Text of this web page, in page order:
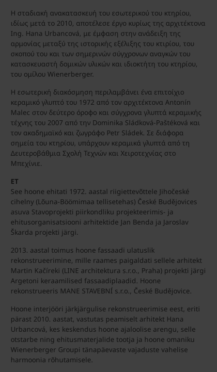
Η σταδιακή ανακατασκευή του εσωτερικού του κτηρίου,
ιδίως μετά το 2010, αποτέλεσε έργο κυρίως της αρχιτέκτονα
Ing. Hana Urbancová, με έμφαση στην ανάδειξη της
αρμονίας μεταξύ της ιστορικής εξέλιξης του κτιρίου, του
σκοπού του και των σημερινών σύγχρονων αναγκών του
κατασκευαστή δομικών υλικών και ιδιοκτήτη του κτηρίου,
του ομίλου Wienerberger.
Η εσωτερική διακόσμηση περιλαμβάνει ένα επιτοίχιο
κεραμικό γλυπτό του 1972 από τον αρχιτέκτονα Antonín
Malec στον δεύτερο όροφο και σύγχρονα γλυπτά κεραμικής
τέχνης του 2007 από την Dominika Sládková-Paštéková και
τον ακαδημαϊκό και ζωγράφο Petr Sládek. Σε διάφορα
σημεία του κτηρίου, υπάρχουν κεραμικά γλυπτά από τη
Δευτεροβάθμια Σχολή Τεχνών και Χειροτεχνίας στο
Μπεχίνιε.
ET
See hoone ehitati 1972. aastal riigiettevõttele Jihočeské
cihelny (Lõuna-Böömimaa tellisetehas) České Budějovices
asuva Stavoprojekti piirkondliku projekteerimis- ja
ehitusorganisatsiooni arhitektide Jan Benda ja Jaroslav
Škarda projekti järgi.
2013. aastal toimus hoone fassaadi ulatuslik
rekonstrueerimine, mille raames paigaldati sellele arhitekt
Martin Kačíreki (LINE architektura s.r.o., Praha) projekti järgi
Argetoni keraamilised fassaadiplaadid. Hoone
rekonstrueeris MANE STAVEBNÍ s.r.o., České Budějovice.
Hoone interjööri järkjärgulise rekonstrueerimise eest, eriti
pärast 2010. aastat, vastutas peamiselt arhitekt Hana
Urbancová, kes keskendus hoone ajaloolise arengu, selle
otstarbe ning ehitusmaterjalide tootja ja hoone omaniku
Wienerberger Groupi tänapäevaste vajaduste vahelise
harmoonia rõhutamisele.